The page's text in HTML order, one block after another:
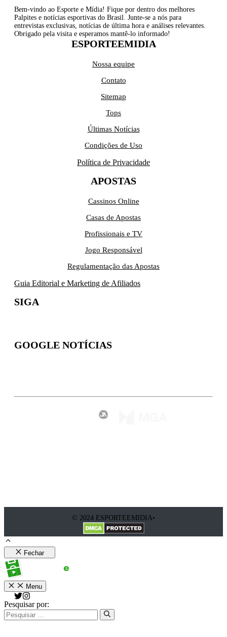
Bem-vindo ao Esporte e Mídia! Fique por dentro dos melhores
Palpites e notícias esportivas do Brasil. Junte-se a nós para
entrevistas exclusivas, notícias de última hora e análises relevantes.
Obrigado pela visita e esperamos mantê-lo informado!
ESPORTEEMIDIA
Nossa equipe
Contato
Sitemap
Tops
Últimas Notícias
Condições de Uso
Política de Privacidade
APOSTAS
Cassinos Online
Casas de Apostas
Profissionais e TV
Jogo Responsável
Regulamentação das Apostas
Guia Editorial e Marketing de Afiliados
SIGA
GOOGLE NOTÍCIAS
© 2024 ESPORTEEMIDIA•
Fechar
Menu
Pesquisar por: